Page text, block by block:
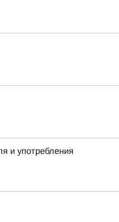
и употребления